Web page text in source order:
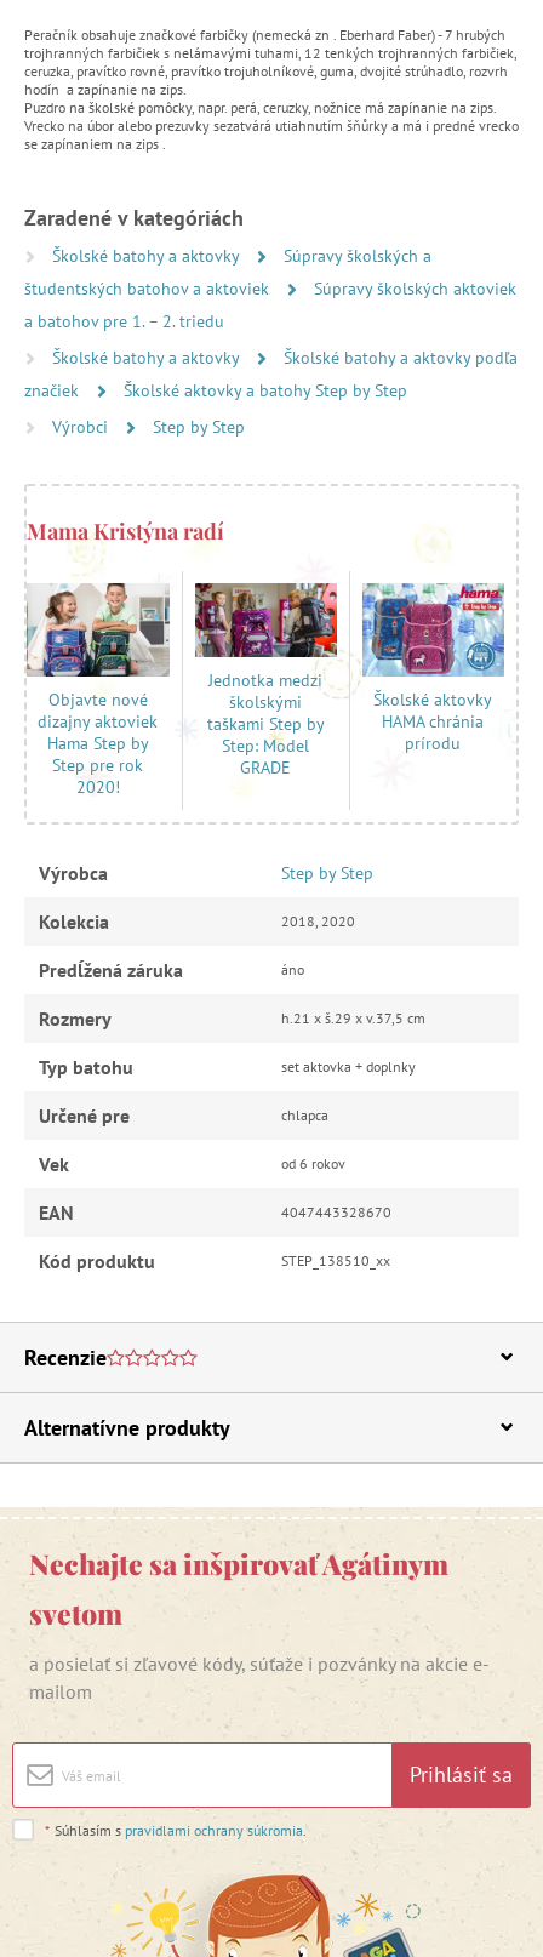
Peračník obsahuje značkové farbičky (nemecká zn . Eberhard Faber) - 7 hrubých
trojhranných farbičiek s nelámavými tuhami, 12 tenkých trojhranných farbičiek,
ceruzka, pravítko rovné, pravítko trojuholníkové, guma, dvojité strúhadlo, rozvrh
hodín a zapínanie na zips.
Puzdro na školské pomôcky, napr. perá, ceruzky, nožnice má zapínanie na zips.
Vrecko na úbor alebo prezuvky sezatvárá utiahnutím šňůrky a má i predné vrecko
se zapínaniem na zips .
Zaradené v kategóriách
Školské batohy a aktovky
Súpravy školských a
študentských batohov a aktoviek
Súpravy školských aktoviek
a batohov pre 1. – 2. triedu
Školské batohy a aktovky
Školské batohy a aktovky podľa
značiek
Školské aktovky a batohy Step by Step
Výrobci
Step by Step
Mama Kristýna radí
Objavte nové
dizajny aktoviek
Hama Step by
Step pre rok
2020!
Jednotka medzi
školskými
taškami Step by
Step: Model
GRADE
Školské aktovky
HAMA chránia
prírodu
Výrobca Step by Step
Kolekcia 2018, 2020
Predĺžená záruka áno
Rozmery h.21 x š.29 x v.37,5 cm
Typ batohu set aktovka + doplnky
Určené pre chlapca
Vek od 6 rokov
EAN 4047443328670
Kód produktu STEP_138510_xx
Recenzie
Alternatívne produkty
Nechajte sa inšpirovať Agátinym
svetom
a posielať si zľavové kódy, súťaže i pozvánky na akcie e-
mailom
Prihlásiť sa
* Súhlasím s pravidlami ochrany súkromia.